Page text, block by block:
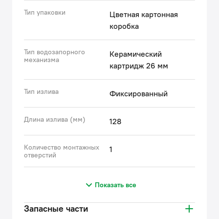
Гарантия на смесители IDDIS® – 10 лет.
(с) Авторский текст, май 2025 г.
Тип упаковки
Цветная картонная
коробка
Тип водозапорного
механизма
Керамический
картридж 26 мм
Тип излива Фиксированный
Длина излива (мм) 128
Количество монтажных
отверстий
1
Показать все
Запасные части